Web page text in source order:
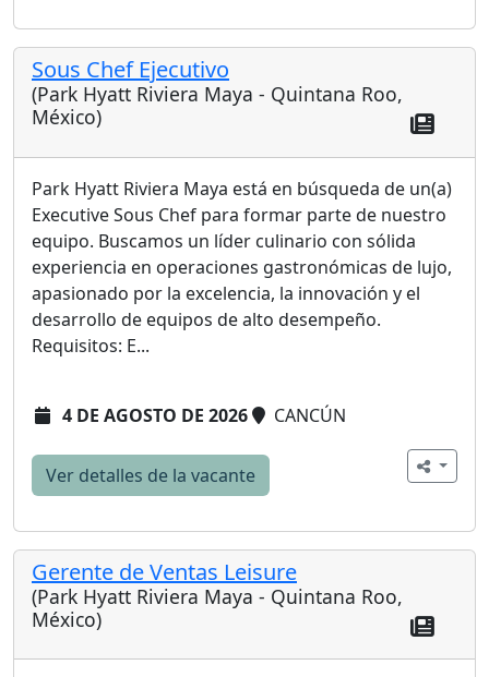
Sous Chef Ejecutivo
(Park Hyatt Riviera Maya - Quintana Roo,
México)
Park Hyatt Riviera Maya está en búsqueda de un(a)
Executive Sous Chef para formar parte de nuestro
equipo. Buscamos un líder culinario con sólida
experiencia en operaciones gastronómicas de lujo,
apasionado por la excelencia, la innovación y el
desarrollo de equipos de alto desempeño.
Requisitos: E...
4 DE AGOSTO DE 2026 CANCÚN
Ver detalles de la vacante
Gerente de Ventas Leisure
(Park Hyatt Riviera Maya - Quintana Roo,
México)